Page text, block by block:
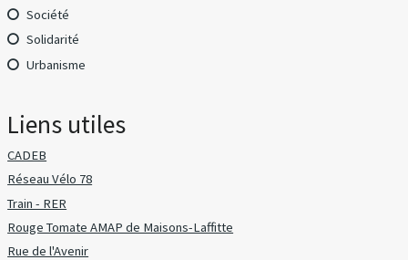
Société
Solidarité
Urbanisme
Liens utiles
CADEB
Réseau Vélo 78
Train - RER
Rouge Tomate AMAP de Maisons-Laffitte
Rue de l'Avenir